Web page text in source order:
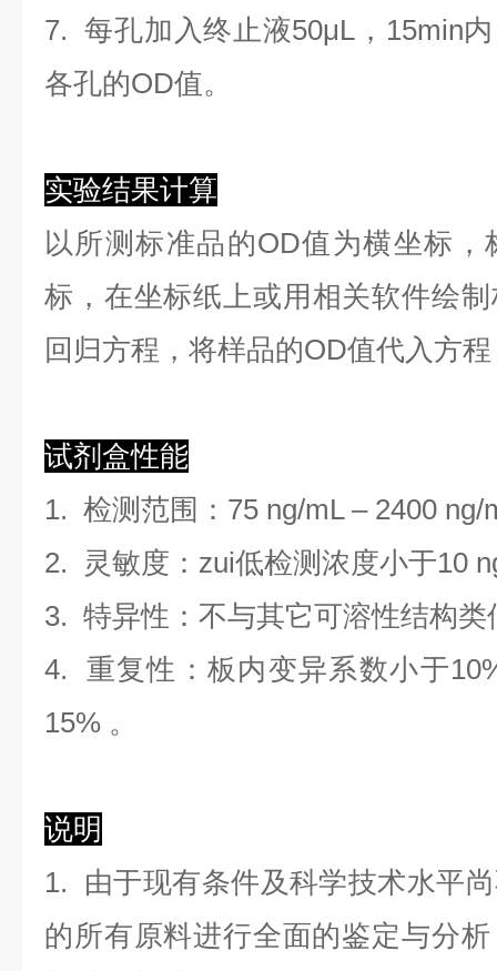
7. 每孔加入终止液50μL，15min
各孔的OD值。
实验结果计算
以所测标准品的OD值为横坐标，
标，在坐标纸上或用相关软件绘制
回归方程 ， 将样品的OD值代入方
试剂盒性能
1. 检测范围 ： 75 ng/mL –2400 ng/
2. 灵敏度：zui低检测浓度小于10
3. 特异性：不与其它可溶性结构类
4. 重复性：板内变异系数小于10
15% 。
说明
1. 由于现有条件及科学技术水平
的所有原料进行全面的鉴定与分